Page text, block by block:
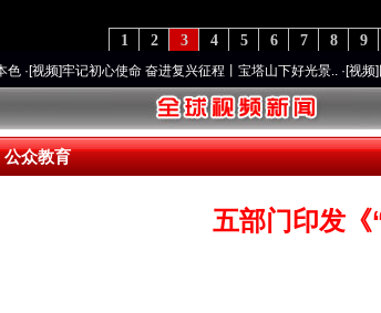
9
8
7
6
5
4
3
2
1
记初心使命 奋进复兴征程丨宝塔山下好光景..·[视频]因党而生
公众教育
五部门印发《